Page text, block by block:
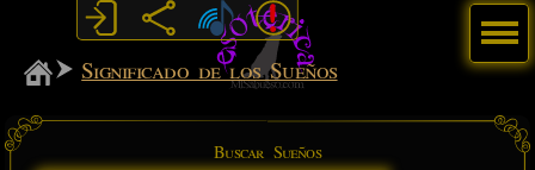
MiSabueso
Significado de los Sueños
Buscar Sueños
Menú